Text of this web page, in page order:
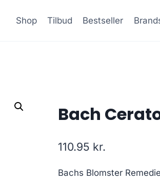
Shop Tilbud Bestseller
Bach
110.95 kr.
Bachs Blomster